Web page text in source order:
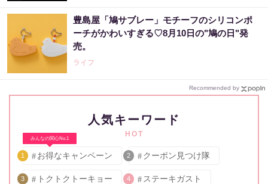
豊島屋「鳩サブレー」モチーフのシリコンポ
ーチがかわいすぎる♡8月10日の"鳩の日"発
売。
ライフ
Recommended by
人気キーワード
HOT
みんなの関心No.1
1 お得なキャンペーン 2 クーポン見つけ隊
3 トクトクトーキョー 4 ステーキガスト